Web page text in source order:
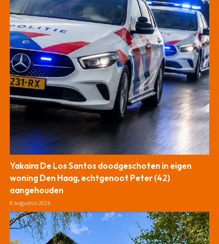
Yakaira De Los Santos doodgeschoten in eigen
woning Den Haag, echtgenoot Peter (42)
aangehouden
8 augustus 2026